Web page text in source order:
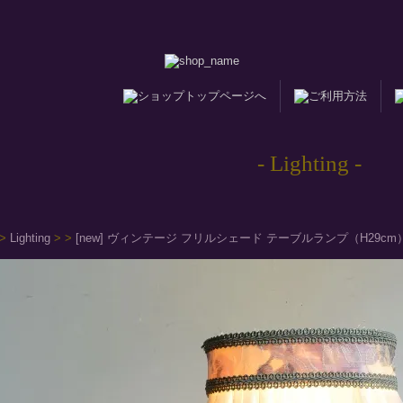
- Lighting -
Lighting > > [new] ヴィンテージ フリルシェード テーブルランプ（H29cm